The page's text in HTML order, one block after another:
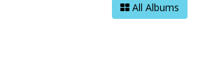
All Albums